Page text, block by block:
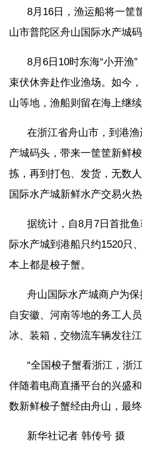
8月16日，渔运船将一筐
山市普陀区舟山国际水产城码
8月6日10时东海“小开渔
束伏休奔赴作业渔场。如今
山等地，渔船则留在海上继续
在浙江省舟山市，到港
产城码头，带来一筐筐新鲜
拣，再到打包、发货，无数
国际水产城新鲜水产交易火热
据统计，自8月7日首批
际水产城到港船只约1520只
本上都是梭子蟹。
舟山国际水产城商户为
自安徽、河南等地的务工人
冰、装箱，交物流车辆发往江
“全国梭子蟹看浙江，浙
伴随着电商直播平台的兴盛
数新鲜梭子蟹经由舟山，最
新华社记者 韩传号 摄